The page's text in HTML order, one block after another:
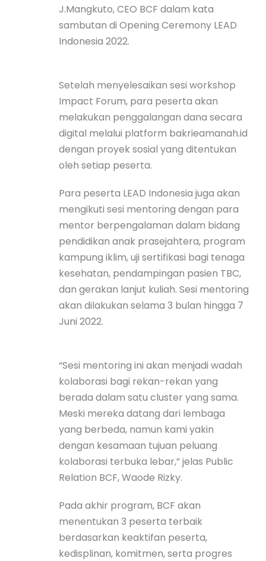
J.Mangkuto, CEO BCF dalam kata
sambutan di Opening Ceremony LEAD
Indonesia 2022.
Setelah menyelesaikan sesi workshop
Impact Forum, para peserta akan
melakukan penggalangan dana secara
digital melalui platform bakrieamanah.id
dengan proyek sosial yang ditentukan
oleh setiap peserta.
Para peserta LEAD Indonesia juga akan
mengikuti sesi mentoring dengan para
mentor berpengalaman dalam bidang
pendidikan anak prasejahtera, program
kampung iklim, uji sertifikasi bagi tenaga
kesehatan, pendampingan pasien TBC,
dan gerakan lanjut kuliah. Sesi mentoring
akan dilakukan selama 3 bulan hingga 7
Juni 2022.
“Sesi mentoring ini akan menjadi wadah
kolaborasi bagi rekan-rekan yang
berada dalam satu cluster yang sama.
Meski mereka datang dari lembaga
yang berbeda, namun kami yakin
dengan kesamaan tujuan peluang
kolaborasi terbuka lebar,” jelas Public
Relation BCF, Waode Rizky.
Pada akhir program, BCF akan
menentukan 3 peserta terbaik
berdasarkan keaktifan peserta,
kedisplinan, komitmen, serta progres